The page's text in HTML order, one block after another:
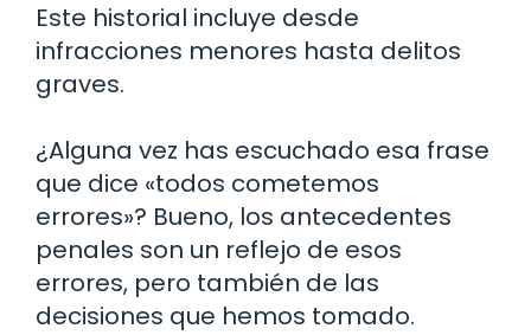
Este historial incluye desde
infracciones menores hasta delitos
graves.
¿Alguna vez has escuchado esa frase
que dice «todos cometemos
errores»? Bueno, los antecedentes
penales son un reflejo de esos
errores, pero también de las
decisiones que hemos tomado.